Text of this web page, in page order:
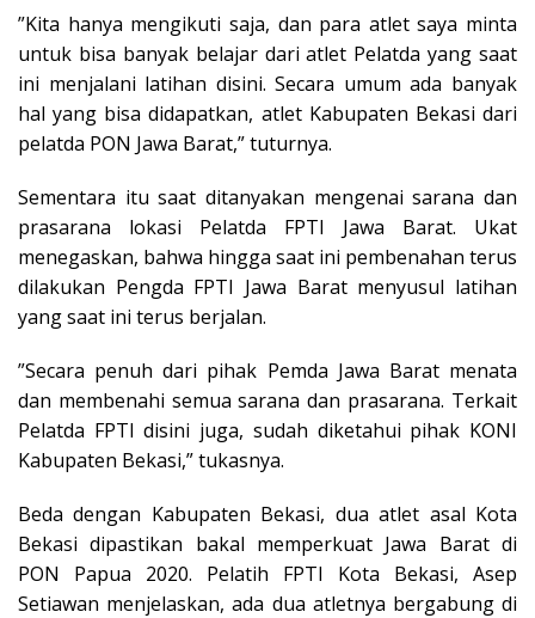
”Kita hanya mengikuti saja, dan para atlet saya minta
untuk bisa banyak belajar dari atlet Pelatda yang saat
ini menjalani latihan disini. Secara umum ada banyak
hal yang bisa didapatkan, atlet Kabupaten Bekasi dari
pelatda PON Jawa Barat,” tuturnya.
Sementara itu saat ditanyakan mengenai sarana dan
prasarana lokasi Pelatda FPTI Jawa Barat. Ukat
menegaskan, bahwa hingga saat ini pembenahan terus
dilakukan Pengda FPTI Jawa Barat menyusul latihan
yang saat ini terus berjalan.
”Secara penuh dari pihak Pemda Jawa Barat menata
dan membenahi semua sarana dan prasarana. Terkait
Pelatda FPTI disini juga, sudah diketahui pihak KONI
Kabupaten Bekasi,” tukasnya.
Beda dengan Kabupaten Bekasi, dua atlet asal Kota
Bekasi dipastikan bakal memperkuat Jawa Barat di
PON Papua 2020. Pelatih FPTI Kota Bekasi, Asep
Setiawan menjelaskan, ada dua atletnya bergabung di